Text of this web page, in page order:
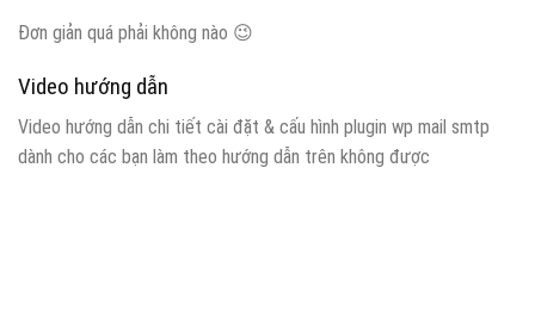
Đơn giản quá phải không nào 😉
Video hướng dẫn
Video hướng dẫn chi tiết cài đặt & cấu hình plugin wp mail smtp
dành cho các bạn làm theo hướng dẫn trên không được